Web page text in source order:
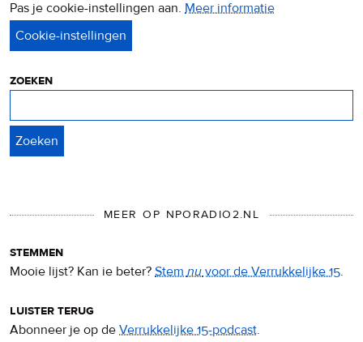
Pas je cookie-instellingen aan. Meer informatie
zoeken
MEER OP NPORADIO2.NL
stemmen
Mooie lijst? Kan ie beter? Stemnuvoor de Verrukkelijke 15.
luister terug
Abonneer je op de Verrukkelijke 15-podcast.